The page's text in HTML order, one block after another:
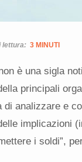
lettura: 3 MINUTI
è una sigla
principali
di analizzare e
implicazioni
i soldi”,